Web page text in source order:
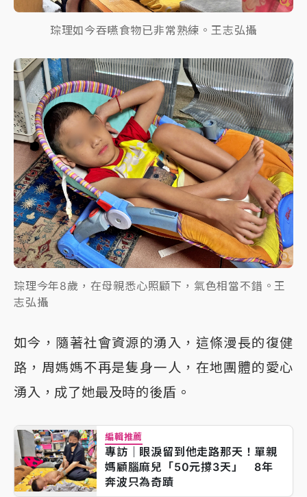
琮理如今吞嚥食物已非常熟練。王志弘攝
琮理今年8歲，在母親悉心照顧下，氣色相當不錯。王
志弘攝
如今，隨著社會資源的湧入，這條漫長的復健
路，周媽媽不再是隻身一人，在地團體的愛心
湧入，成了她最及時的後盾。
編輯推薦
專訪｜眼淚留到他走路那天！單親
媽顧腦麻兒「50元撐3天」 8年
奔波只為奇蹟